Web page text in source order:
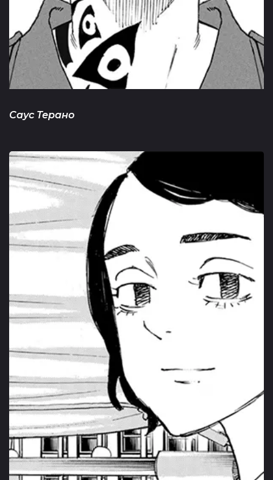
Саус Терано